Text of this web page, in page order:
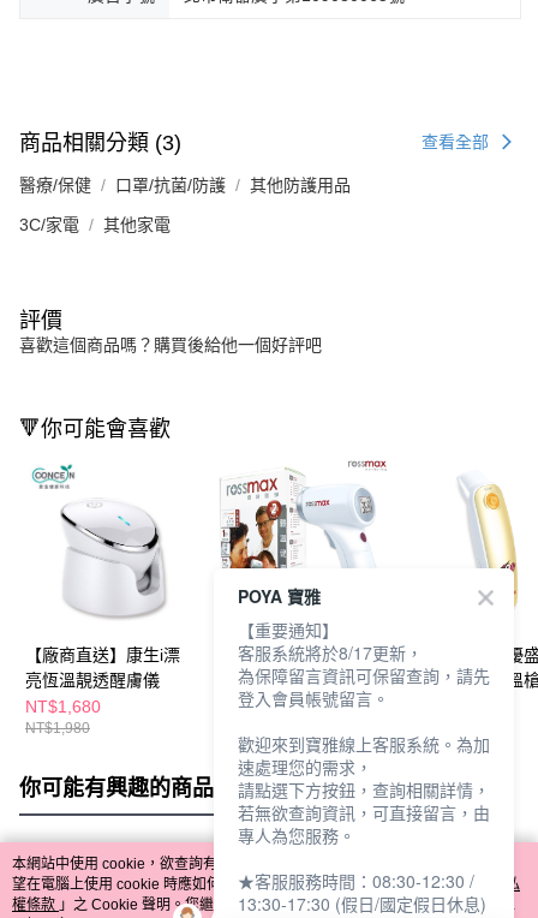
商品相關分類 (3) 查看全部
醫療/保健 口罩/抗菌/防護 其他防護用品
3C/家電 其他家電
評價
喜歡這個商品嗎？購買後給他一個好評吧
🔻你可能會喜歡
【廠商直送】康生i漂
亮恆溫靚透醒膚儀
NT$1,680
NT$1,980
【廠商直送】優盛非接
觸式紅外線數位額溫
槍-HC700
NT$2,189
【廠商直送】優
觸式紅外線額溫
你可能有興趣的商品 全站排行
熱門標籤
本網站中使用 cookie，欲查詢有關本網站使用 cookie 方式之詳情，及若您不希
望在電腦上使用 cookie 時應如何變更電腦的 cookie 設定，請參閱本網站「
隱私
權條款 」之 Cookie 聲明。您繼續使用本網站即表示您同意本公司得按本網站使
POYA 寶雅
【重要通知】
客服系統將於8/17更新，
為保障留言資訊可保留查詢，請先
登入會員帳號留言。
歡迎來到寶雅線上客服系統。為加
速處理您的需求，
請點選下方按鈕，查詢相關詳情，
若無欲查詢資訊，可直接留言，由
專人為您服務。
★客服服務時間：08:30-12:30 /
13:30-17:30 (假日/國定假日休息)